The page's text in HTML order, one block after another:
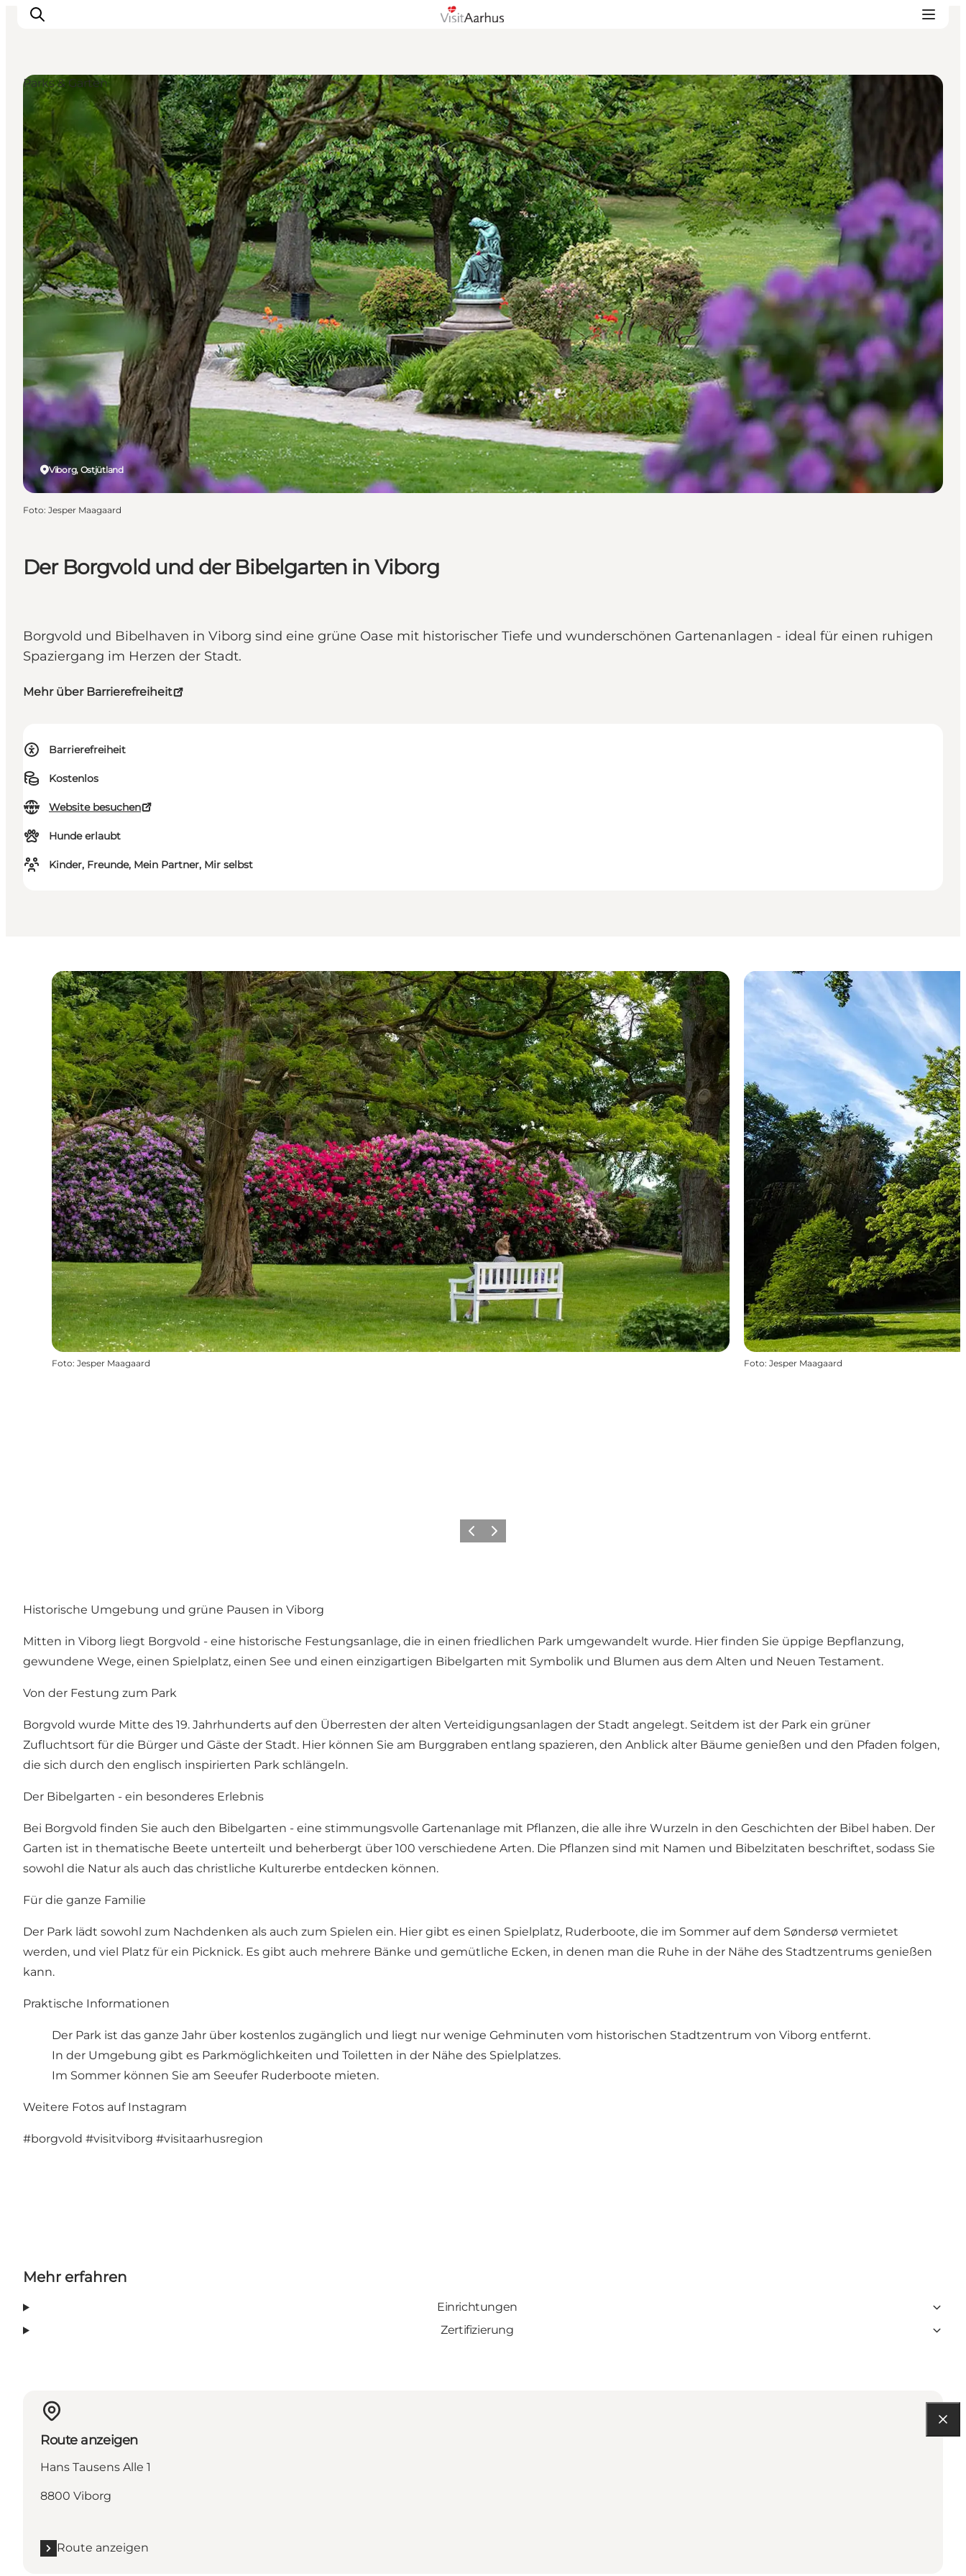
Sehen und erleben
Veranstaltungen
Städte und Regionen
Reiseplanung
Transport
Der Borgvold und der Bibelgarten in Viborg
Borgvold und Bibelhaven in Viborg sind eine grüne Oase mit historischer Tiefe und wunderschönen Gartenanlagen - ideal für einen ruhigen
Spaziergang im Herzen der Stadt.
Mehr über Barrierefreiheit
Barrierefreiheit
Kostenlos
Website besuchen
Hunde erlaubt
Kinder, Freunde, Mein Partner, Mir selbst
Viborg, Ostjütland
Parks & Gärten
Foto: Jesper Maagaard
Foto: Jesper Maagaard Foto: Jesper Maagaard
ZurückWeiter
Historische Umgebung und grüne Pausen in Viborg
Mitten in Viborg liegt Borgvold - eine historische Festungsanlage, die in einen friedlichen Park umgewandelt wurde. Hier finden Sie üppige Bepflanzung,
gewundene Wege, einen Spielplatz, einen See und einen einzigartigen Bibelgarten mit Symbolik und Blumen aus dem Alten und Neuen Testament.
Von der Festung zum Park
Borgvold wurde Mitte des 19. Jahrhunderts auf den Überresten der alten Verteidigungsanlagen der Stadt angelegt. Seitdem ist der Park ein grüner
Zufluchtsort für die Bürger und Gäste der Stadt. Hier können Sie am Burggraben entlang spazieren, den Anblick alter Bäume genießen und den Pfaden folgen,
die sich durch den englisch inspirierten Park schlängeln.
Der Bibelgarten - ein besonderes Erlebnis
Bei Borgvold finden Sie auch den Bibelgarten - eine stimmungsvolle Gartenanlage mit Pflanzen, die alle ihre Wurzeln in den Geschichten der Bibel haben. Der
Garten ist in thematische Beete unterteilt und beherbergt über 100 verschiedene Arten. Die Pflanzen sind mit Namen und Bibelzitaten beschriftet, sodass Sie
sowohl die Natur als auch das christliche Kulturerbe entdecken können.
Für die ganze Familie
Der Park lädt sowohl zum Nachdenken als auch zum Spielen ein. Hier gibt es einen Spielplatz, Ruderboote, die im Sommer auf dem Søndersø vermietet
werden, und viel Platz für ein Picknick. Es gibt auch mehrere Bänke und gemütliche Ecken, in denen man die Ruhe in der Nähe des Stadtzentrums genießen
kann.
Praktische Informationen
Der Park ist das ganze Jahr über kostenlos zugänglich und liegt nur wenige Gehminuten vom historischen Stadtzentrum von Viborg entfernt.
In der Umgebung gibt es Parkmöglichkeiten und Toiletten in der Nähe des Spielplatzes.
Im Sommer können Sie am Seeufer Ruderboote mieten.
Weitere Fotos auf Instagram
#borgvold #visitviborg #visitaarhusregion
Mehr erfahren
Einrichtungen
Zertifizierung
Route anzeigen
Hans Tausens Alle 1
8800 Viborg
Route anzeigen